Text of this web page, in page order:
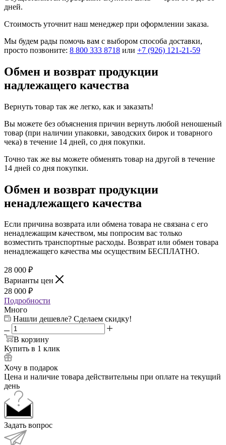
дней.
Стоимость уточнит наш менеджер при оформлении заказа.
Мы будем рады помочь вам с выбором способа доставки,
просто позвоните: 8 800 333 8718 или +7 (926) 121-21-59
Обмен и возврат продукции
надлежащего качества
Вернуть товар так же легко, как и заказать!
Вы можете без объяснения причин вернуть любой неношеный
товар (при наличии упаковки, заводских бирок и товарного
чека) в течение 14 дней, со дня покупки.
Точно так же вы можете обменять товар на другой в течение
14 дней со дня покупки.
Обмен и возврат продукции
ненадлежащего качества
Если причина возврата или обмена товара не связана с его
ненадлежащим качеством, мы попросим вас только
возместить транспортные расходы. Возврат или обмен товара
ненадлежащего качества мы осуществим БЕСПЛАТНО.
28 000 ₽
Варианты цен
28 000 ₽
Подробности
Много
Нашли дешевле? Сделаем скидку!
В корзину
Купить в 1 клик
Хочу в подарок
Цена и наличие товара действительны при оплате на текущий
день
Задать вопрос